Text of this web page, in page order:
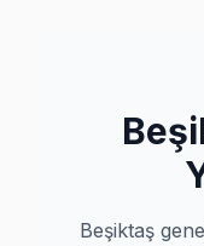
Beşiktaş'de
Fabrika Servis,
Beşiktaş